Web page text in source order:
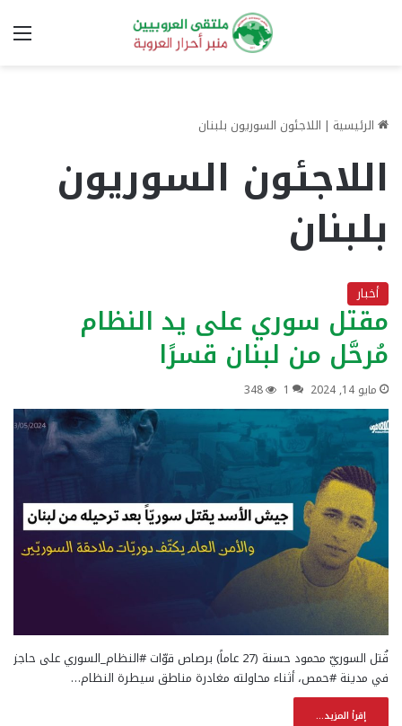
الرئيسية | اللاجئون السوريون بلبنان
اللاجئون السوريون
بلبنان
أخبار
مقتل سوري على يد النظام
مُرحَّل من لبنان قسرًا
مايو 14, 2024 1
348
قُتل السوريّ محمود حسنة (27 عاماً) برصاص قوّات #النظام_السوري على حاجز
في مدينة #حمص، أثناء محاولته مغادرة مناطق سيطرة النظام…
إقرأ المزيد...